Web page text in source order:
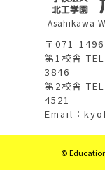
Asahikawa
〒071-
第1校舎
3846
第2校舎
4521
Email：
©